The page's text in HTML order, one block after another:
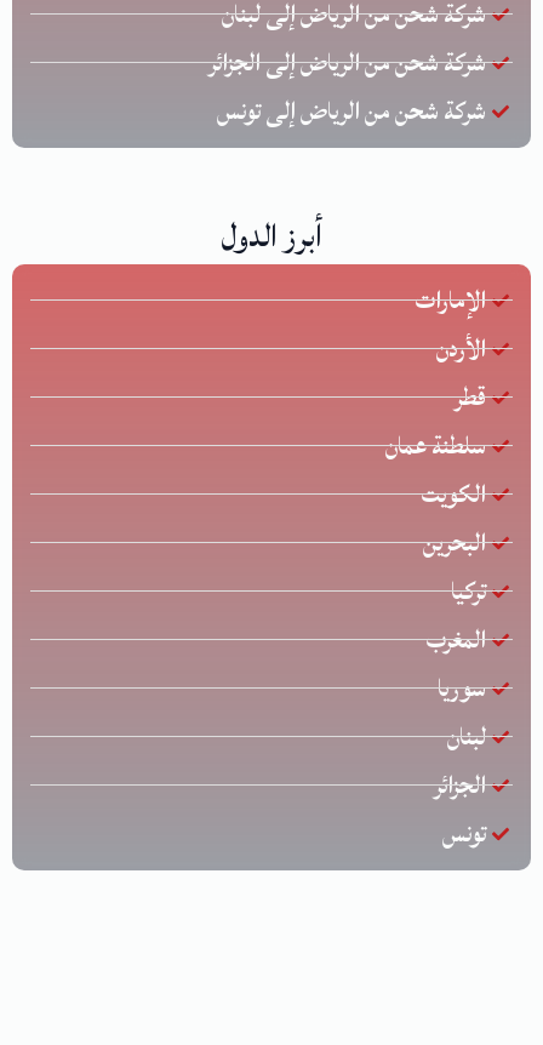
شركة شحن من الرياض إلى لبنان
شركة شحن من الرياض إلى الجزائر
شركة شحن من الرياض إلى تونس
أبرز الدول
الإمارات
الأردن
قطر
سلطنة عمان
الكويت
البحرين
تركيا
المغرب
سوريا
لبنان
الجزائر
تونس